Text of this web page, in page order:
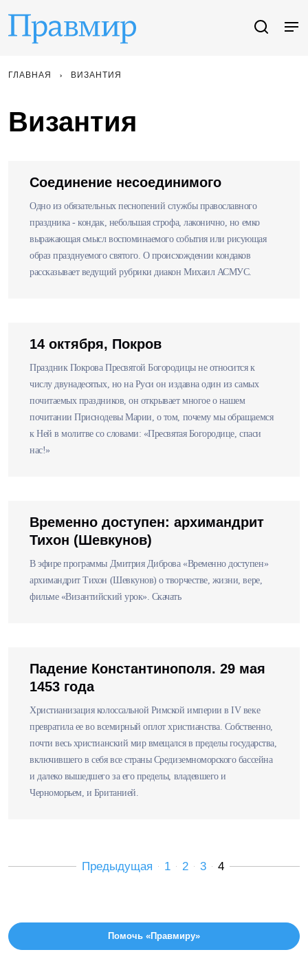
ГЛАВНАЯ ВИЗАНТИЯ
Византия
Соединение несоединимого
Одно из обязательных песнопений службы православного
праздника - кондак, небольшая строфа, лаконично, но емко
выражающая смысл воспоминаемого события или рисующая
образ празднуемого святого. О происхождении кондаков
рассказывает ведущий рубрики диакон Михаил АСМУС.
14 октября, Покров
Праздник Покрова Пресвятой Богородицы не относится к
числу двунадесятых, но на Руси он издавна один из самых
почитаемых праздников, он открывает многое о нашем
почитании Приснодевы Марии, о том, почему мы обращаемся
к Ней в молитве со словами: «Пресвятая Богородице, спаси
нас!»
Временно доступен: архимандрит
Тихон (Шевкунов)
В эфире программы Дмитрия Диброва «Временно доступен»
архимандрит Тихон (Шевкунов) о творчестве, жизни, вере,
фильме «Византийский урок». Скачать
Падение Константинополя. 29 мая
1453 года
Христианизация колоссальной Римской империи в IV веке
превратила ее во всемирный оплот христианства. Собственно,
почти весь христианский мир вмещался в пределы государства,
включившего в себя все страны Средиземноморского бассейна
и далеко вышедшего за его пределы, владевшего и
Черноморьем, и Британией.
Предыдущая 1 2 3 4
Помочь «Правмиру»